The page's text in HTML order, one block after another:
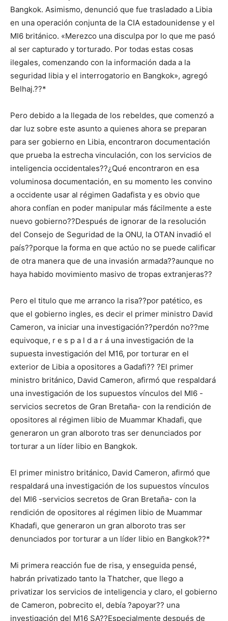
Bangkok. Asimismo, denunció que fue trasladado a Libia
en una operación conjunta de la CIA estadounidense y el
MI6 británico. «Merezco una disculpa por lo que me pasó
al ser capturado y torturado. Por todas estas cosas
ilegales, comenzando con la información dada a la
seguridad libia y el interrogatorio en Bangkok», agregó
Belhaj.??*
Pero debido a la llegada de los rebeldes, que comenzó a
dar luz sobre este asunto a quienes ahora se preparan
para ser gobierno en Libia, encontraron documentación
que prueba la estrecha vinculación, con los servicios de
inteligencia occidentales??¿Qué encontraron en esa
voluminosa documentación, en su momento les convino
a occidente usar al régimen Gadafista y es obvio que
ahora confían en poder manipular más fácilmente a este
nuevo gobierno??Después de ignorar de la resolución
del Consejo de Seguridad de la ONU, la OTAN invadió el
país??porque la forma en que actúo no se puede calificar
de otra manera que de una invasión armada??aunque no
haya habido movimiento masivo de tropas extranjeras??
Pero el titulo que me arranco la risa??por patético, es
que el gobierno ingles, es decir el primer ministro David
Cameron, va iniciar una investigación??perdón no??me
equivoque, r e s p a l d a r á una investigación de la
supuesta investigación del M16, por torturar en el
exterior de Libia a opositores a Gadafi?? ?El primer
ministro británico, David Cameron, afirmó que respaldará
una investigación de los supuestos vínculos del MI6 -
servicios secretos de Gran Bretaña- con la rendición de
opositores al régimen libio de Muammar Khadafi, que
generaron un gran alboroto tras ser denunciados por
torturar a un líder libio en Bangkok.
El primer ministro británico, David Cameron, afirmó que
respaldará una investigación de los supuestos vínculos
del MI6 -servicios secretos de Gran Bretaña- con la
rendición de opositores al régimen libio de Muammar
Khadafi, que generaron un gran alboroto tras ser
denunciados por torturar a un líder libio en Bangkok??*
Mi primera reacción fue de risa, y enseguida pensé,
habrán privatizado tanto la Thatcher, que llego a
privatizar los servicios de inteligencia y claro, el gobierno
de Cameron, pobrecito el, debía ?apoyar?? una
investigación del M16 SA??Especialmente después de